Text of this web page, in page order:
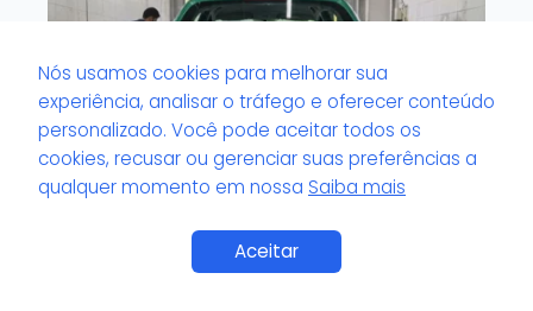
Nós usamos cookies para melhorar sua
experiência, analisar o tráfego e oferecer conteúdo
personalizado. Você pode aceitar todos os
cookies, recusar ou gerenciar suas preferências a
qualquer momento em nossa Saiba mais
Aceitar